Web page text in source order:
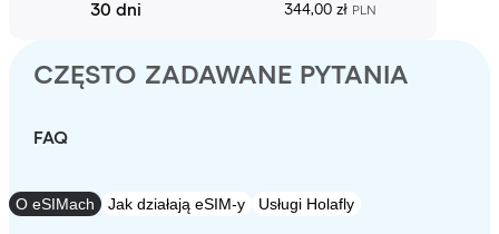
30 dni 344,00 zł PLN
CZĘSTO ZADAWANE PYTANIA
FAQ
O eSIMach Jak działają eSIM-y Usługi Holafly